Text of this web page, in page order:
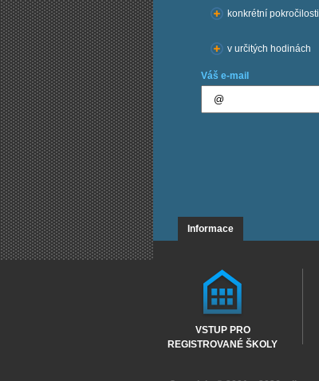
konkrétní pokročilosti
v určitých hodinách
Váš e-mail
Informace
VSTUP PRO
REGISTROVANÉ ŠKOLY